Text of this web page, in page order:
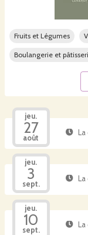
jeu.
27
août
La
jeu.
3
sept.
La
jeu.
10
sept.
La
Fruits et Légumes
Boulangerie et